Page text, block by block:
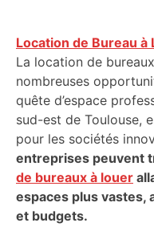
Location de Bureau à
La location de
nombreuses
quête d’espace
sud-est de Toulouse,
pour les sociétés
entreprises peuvent
de bureaux à louer
espaces plus vastes,
et budgets.